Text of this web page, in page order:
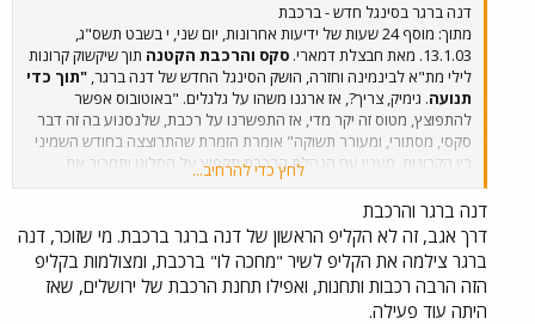
דנה ברגר בסינגל חדש - ברכבת
מתוך: מוסף 24 שעות של ידיעות אחרונות, יום שני, י בשבט תשס"ג,
13.1.03. מאת חבצלת דמארי.
סקס והרכבת הקטנה תוך שיקשוק קרונות
לילי מת"א לבינמינה וחזרה, הושק הסינגל החדש של דנה ברגר, "תוך כדי
תנועה. גימיק, צריך?, אז ארגנו משהו על גלגלים. "באוטובוס אפשר
להתפוצץ, מטוס זה יקר מדי, אז התפשרנו על רכבת, שלנסנוע בה זה דבר
סקסי, מסתורי, ומעורר תשוקה" אומרת הזמרת שהתרוצצה בחודש השמיני
בין הקרונות. מענין עם הנהלת הרכבת תקפוץ על הסלוגן ותמכור את
הנסיעה ברכבת בעטיפה חושנית. בתמומנה שצמודה לכתבה, ניתן לראות
את דנה ברגר יושבת על מדרגות IC3.
לחץ כדי להרחיב...
דנה ברגר והרכבת
דרך אגב, זה לא הקליפ הראשון של דנה ברגר ברכבת. מי שזוכר, דנה
ברגר צילמה את הקליפ לשיר "מחכה לו" ברכבת, ומצולמות בקליפ
הזה הרבה רכבות ותחנות, ואפילו תחנת הרכבת של ירושלים, שאז
היתה עוד פעילה.